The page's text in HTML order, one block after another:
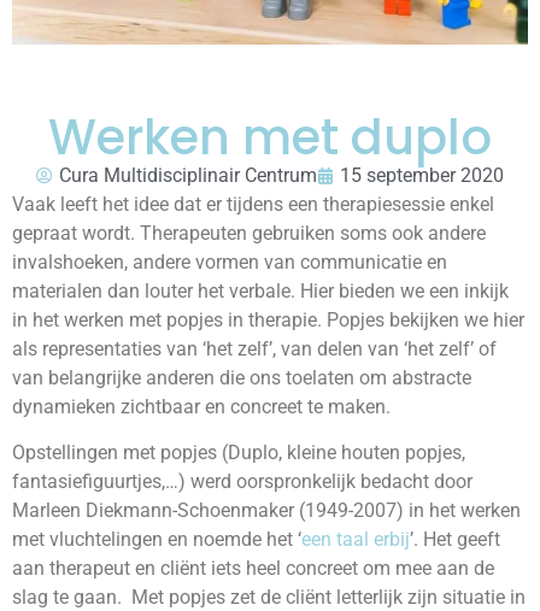
Werken met duplo
Cura Multidisciplinair Centrum
15 september 2020
Vaak leeft het idee dat er tijdens een therapiesessie enkel
gepraat wordt. Therapeuten gebruiken soms ook andere
invalshoeken, andere vormen van communicatie en
materialen dan louter het verbale. Hier bieden we een inkijk
in het werken met popjes in therapie. Popjes bekijken we hier
als representaties van ‘het zelf’, van delen van ‘het zelf’ of
van belangrijke anderen die ons toelaten om abstracte
dynamieken zichtbaar en concreet te maken.
Opstellingen met popjes (Duplo, kleine houten popjes,
fantasiefiguurtjes,…) werd oorspronkelijk bedacht door
Marleen Diekmann-Schoenmaker (1949-2007) in het werken
met vluchtelingen en noemde het ‘een taal erbij’. Het geeft
aan therapeut en cliënt iets heel concreet om mee aan de
slag te gaan. Met popjes zet de cliënt letterlijk zijn situatie in